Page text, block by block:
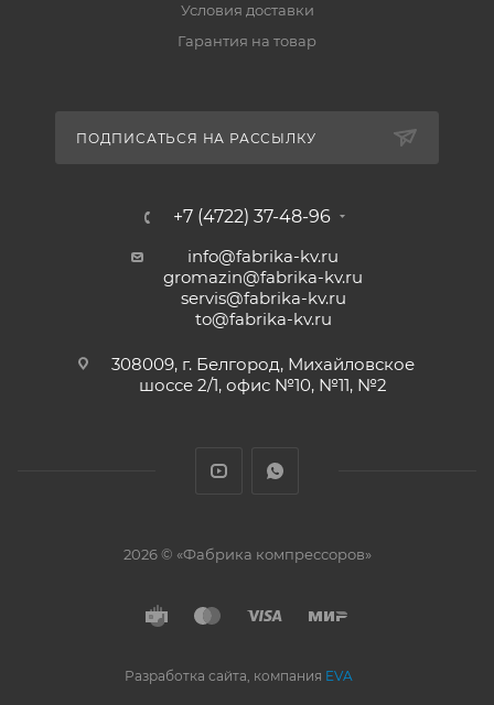
Условия доставки
Гарантия на товар
ПОДПИСАТЬСЯ НА РАССЫЛКУ
+7 (4722) 37-48-96
info@fabrika-kv.ru
gromazin@fabrika-kv.ru
servis@fabrika-kv.ru
to@fabrika-kv.ru
308009, г. Белгород, Михайловское
шоссе 2/1, офис №10, №11, №2
2026 © «Фабрика компрессоров»
Разработка сайта, компания EVA